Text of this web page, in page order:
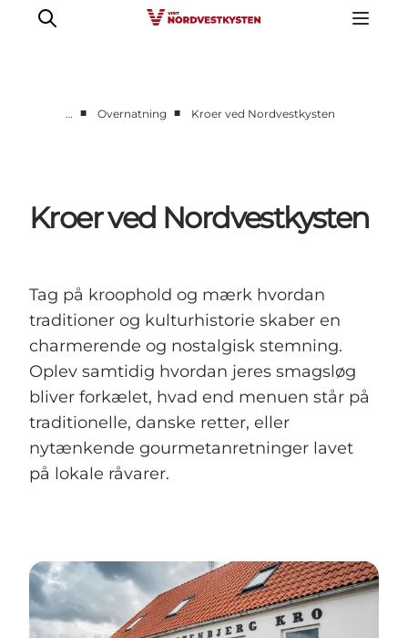
Handicapvenlig ferie
Events
Planlæg din ferie
… ■ Overnatning ■ Kroer ved Nordvestkysten
Kroer ved Nordvestkysten
Tag på kroophold og mærk hvordan
traditioner og kulturhistorie skaber en
charmerende og nostalgisk stemning.
Oplev samtidig hvordan jeres smagsløg
bliver forkælet, hvad end menuen står på
traditionelle, danske retter, eller
nytænkende gourmetanretninger lavet
på lokale råvarer.